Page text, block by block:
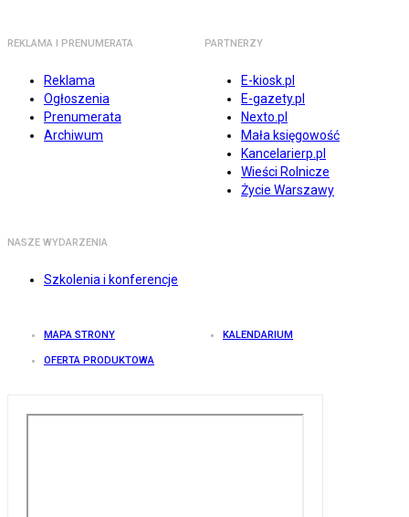
REKLAMA I PRENUMERATA
Reklama
Ogłoszenia
Prenumerata
Archiwum
PARTNERZY
E-kiosk.pl
E-gazety.pl
Nexto.pl
Mała księgowość
Kancelarierp.pl
Wieści Rolnicze
Życie Warszawy
NASZE WYDARZENIA
Szkolenia i konferencje
MAPA STRONY KALENDARIUM
OFERTA PRODUKTOWA